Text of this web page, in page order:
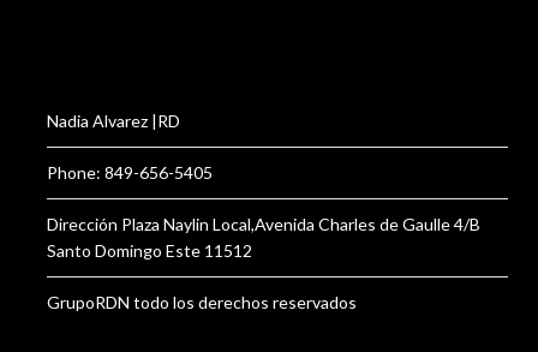
Nadia Alvarez |RD
Phone: 849-656-5405
Dirección Plaza Naylin Local,Avenida Charles de Gaulle 4/B
Santo Domingo Este 11512
GrupoRDN todo los derechos reservados